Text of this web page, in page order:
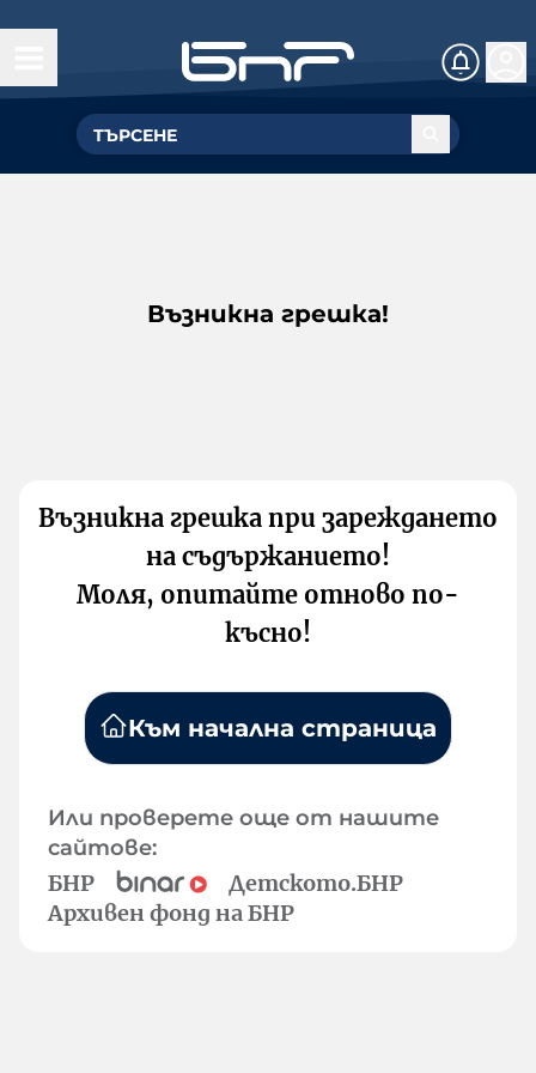
Възникна грешка!
Възникна грешка при зареждането
на съдържанието!
Моля, опитайте отново по-
късно!
Към начална страница
Или проверете още от нашите
сайтове:
БНР
Детското.БНР
Архивен фонд на БНР